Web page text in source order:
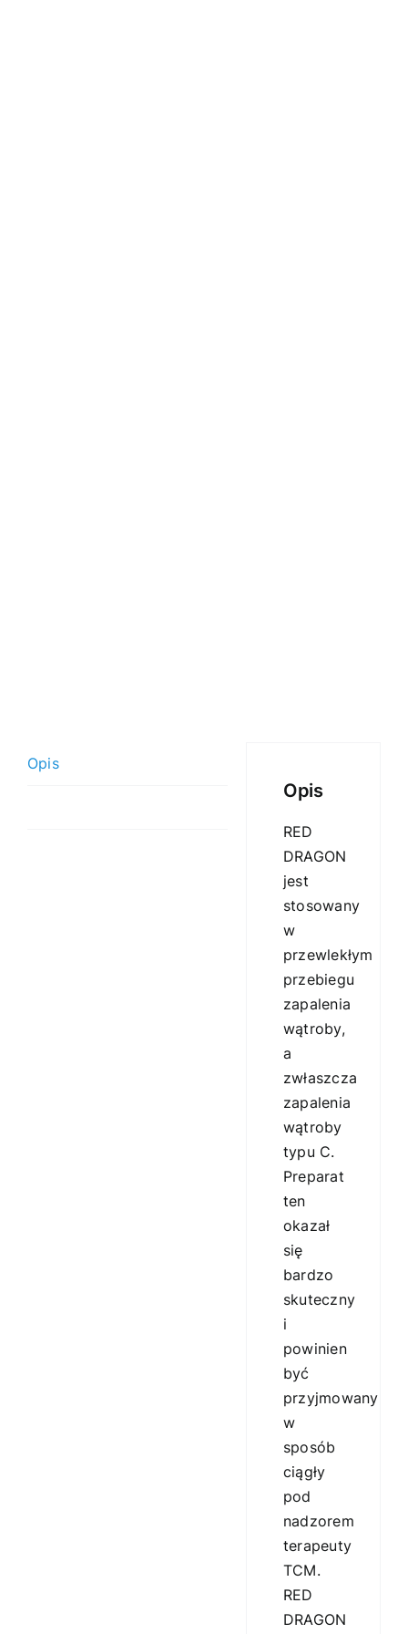
Opis
Opis
RED
DRAGON
jest
stosowany
w
przewlekłym
przebiegu
zapalenia
wątroby,
a
zwłaszcza
zapalenia
wątroby
typu C.
Preparat
ten
okazał
się
bardzo
skuteczny
i
powinien
być
przyjmowany
w
sposób
ciągły
pod
nadzorem
terapeuty
TCM.
RED
DRAGON